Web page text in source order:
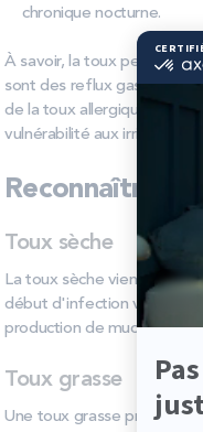
chronique nocturne.
À savoir, la toux peut
sont des reflux gastriques
de la toux allergique, un
vulnérabilité aux irritations.
Reconnaître
Toux sèche
La toux sèche vient d'une
début d'infection virale ou
production de mucus. Elle
Toux grasse
Une toux grasse provient